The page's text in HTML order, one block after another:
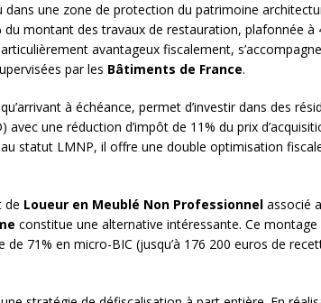
dans une zone de protection du patrimoine
du montant des travaux de restauration, plafonnée à
avantageux fiscalement,
par les Bâtiments de France.
à échéance, permet d’investir dans des
avec une réduction d’impôt de 11% du prix
statut LMNP, il offre une double optimisation
de Loueur en Meublé Non Professionnelassocié
constitue une alternative intéressante. Ce
71% en micro-BIC (jusqu’à 176 200 euros de